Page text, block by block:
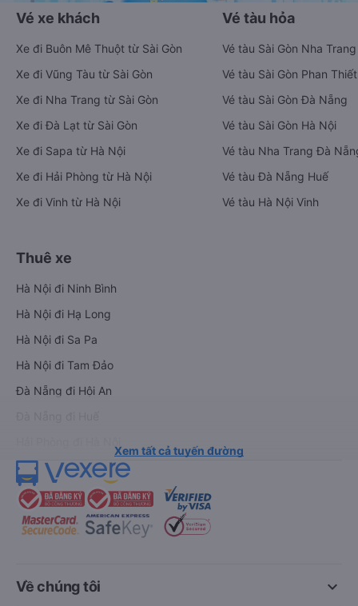
Vé xe khách
Xe đi Buôn Mê Thuột từ Sài Gòn
Xe đi Vũng Tàu từ Sài Gòn
Xe đi Nha Trang từ Sài Gòn
Xe đi Đà Lạt từ Sài Gòn
Xe đi Sapa từ Hà Nội
Xe đi Vinh từ Hà Nội
Vé tàu hỏa
Vé tàu Sài Gòn Nha Trang
Vé tàu Sài Gòn Phan Thiết
Vé tàu Sài Gòn Đà Nẵng
Vé tàu Sài Gòn Hà Nội
Vé tàu Nha Trang Đà
Thuê xe
Hà Nội đi Ninh Bình
Hà Nội đi Hạ Long
Hà Nội đi Sa Pa
Đà Nẵng đi Huế
Hải Phòng đi Hà Nội
Xem tất cả tuyến đường